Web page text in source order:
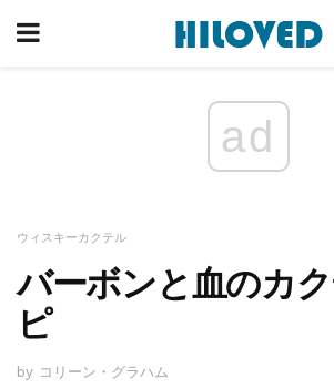
ad
ウィスキーカクテル
バーボンと血のカ
ピ
by コリーン・グラハム